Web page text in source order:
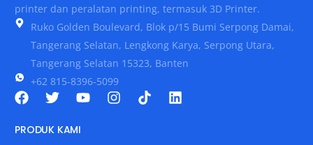
printer dan peralatan printing, termasuk 3D Printer.
Ruko Golden Boulevard, Blok p/15 Bumi Serpong Damai,
Tangerang Selatan, Lengkong Karya, Serpong Utara,
Tangerang Selatan 15323, Banten
+62 815-8396-5099
PRODUK KAMI